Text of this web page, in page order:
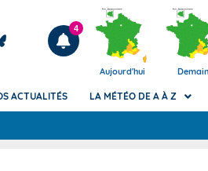
Articles
4
Aujourd'hui Demain
ACTUALITÉS LA MÉTÉO DE A À Z